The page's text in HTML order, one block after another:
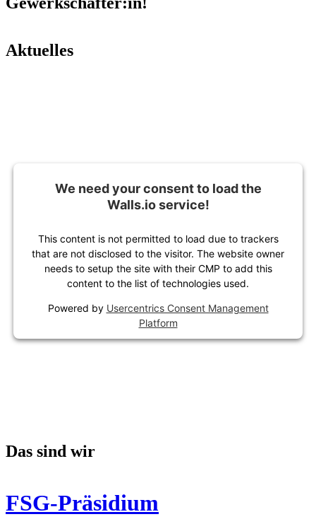
Aktuelles
We need your consent to load the
Walls.io service!
This content is not permitted to load due to trackers
that are not disclosed to the visitor. The website owner
needs to setup the site with their CMP to add this
content to the list of technologies used.
Powered by Usercentrics Consent Management
Platform
Das sind wir
FSG-Präsidium